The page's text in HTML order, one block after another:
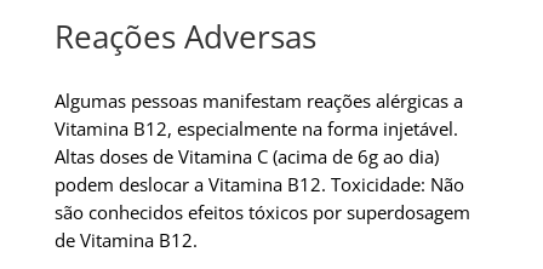
Reações Adversas
Algumas pessoas manifestam reações alérgicas a
Vitamina B12, especialmente na forma injetável.
Altas doses de Vitamina C (acima de 6g ao dia)
podem deslocar a Vitamina B12. Toxicidade: Não
são conhecidos efeitos tóxicos por superdosagem
de Vitamina B12.